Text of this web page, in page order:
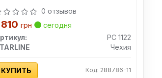
0 отзывов
810грн
сегодня
PC 1122
Чехия
КУПИТЬ Код: 288786-11